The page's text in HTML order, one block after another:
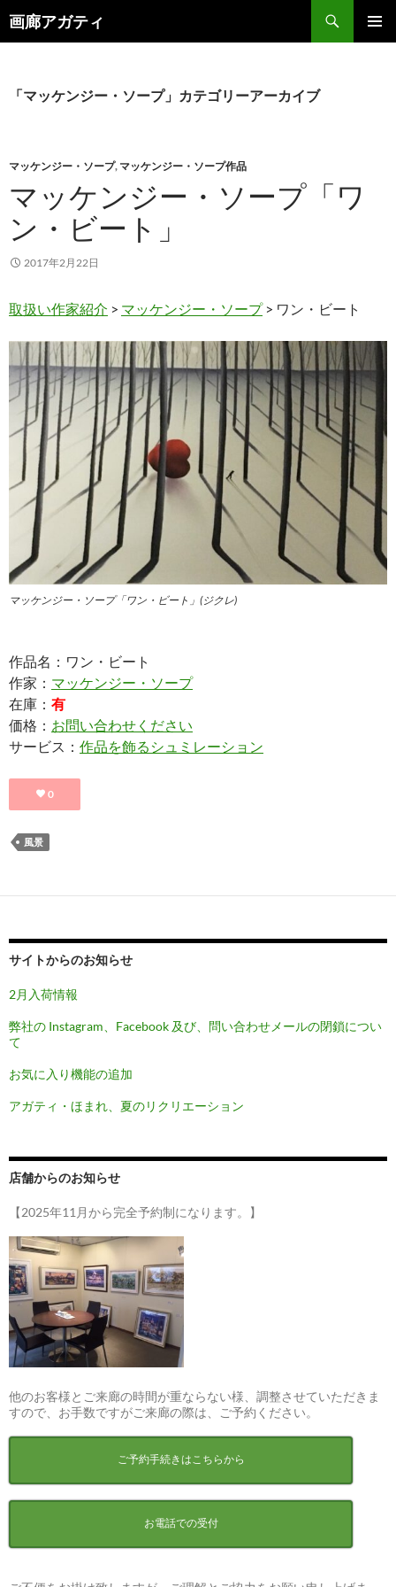
画廊アガティ
索
ン
キ
プ
「マッケンジー・ソープ」カテゴリーアーカイブ
マッケンジー・ソープ, マッケンジー・ソープ作品
マッケンジー・ソープ「ワ
ン・ビート」
2017年2月22日
取扱い作家紹介 > マッケンジー・ソープ> ワン・ビート
マッケンジー・ソープ「ワン・ビート」(ジクレ)
作品名：ワン・ビート
作家： マッケンジー・ソープ
在庫： 有
価格： お問い合わせください
サービス： 作品を飾るシュミレーション
0
風景
サイトからのお知らせ
2月入荷情報
弊社の Instagram、Facebook 及び、問い合わせメールの閉鎖につい
て
お気に入り機能の追加
アガティ・ほまれ、夏のリクリエーション
店舗からのお知らせ
【2025年11月から完全予約制になります。】
他のお客様とご来廊の時間が重ならない様、調整させていただきま
すので、お手数ですがご来廊の際は、ご予約ください。
ご予約手続きはこちらから
お電話での受付